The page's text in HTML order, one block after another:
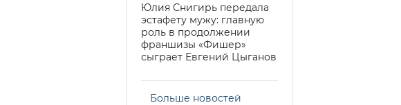
Юлия Снигирь передала
эстафету мужу: главную
роль в продолжении
франшизы «Фишер»
сыграет Евгений Цыганов
Больше новостей